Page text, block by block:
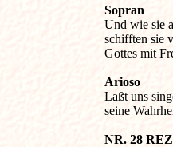
Sopran
Und wie sie
schifften sie
Gottes mit
Arioso
Laßt uns
seine
NR. 28